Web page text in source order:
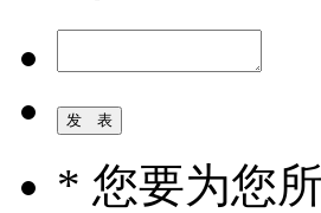
* 您要为您